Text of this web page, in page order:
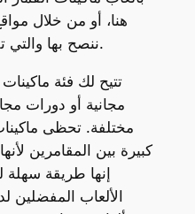
هنا، أو من خلال
ننصح بها والتي تقدم رهانات بأموال حقيقية.
تتيح لك فئة
مجانية أو دورات
مختلفة. تحظى ماكينات
كبيرة بين المقامرين
إنها طريقة سهلة
الألعاب المفضلين